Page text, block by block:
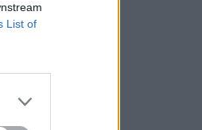
List of
NYHETSBREV